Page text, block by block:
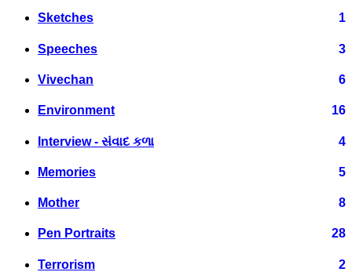
Sketches 1
Speeches 3
Vivechan 6
Environment 16
Interview - સંવાદ કળા 4
Memories 5
Mother 8
Pen Portraits 28
Terrorism 2